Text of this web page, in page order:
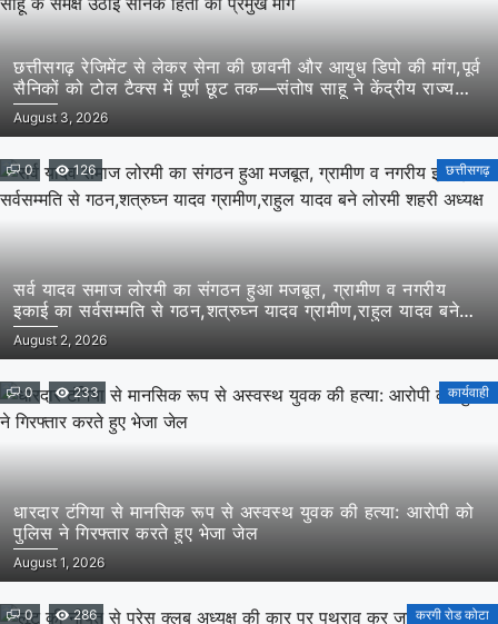
छत्तीसगढ़ रेजिमेंट से लेकर सेना की छावनी और आयुध डिपो की मांग,पूर्व
सैनिकों को टोल टैक्स में पूर्ण छूट तक—संतोष साहू ने केंद्रीय राज्य
मंत्री तोखन साहू के समक्ष उठाई सैनिक हितों की प्रमुख मांगें
August 3, 2026
0 126 छत्तीसगढ़
सर्व यादव समाज लोरमी का संगठन हुआ मजबूत, ग्रामीण व नगरीय
इकाई का सर्वसम्मति से गठन,शत्रुघ्न यादव ग्रामीण,राहुल यादव बने
लोरमी शहरी अध्यक्ष
August 2, 2026
0 233 कार्यवाही
धारदार टंगिया से मानसिक रूप से अस्वस्थ युवक की हत्या: आरोपी को
पुलिस ने गिरफ्तार करते हुए भेजा जेल
August 1, 2026
0 286 करगी रोड कोटा